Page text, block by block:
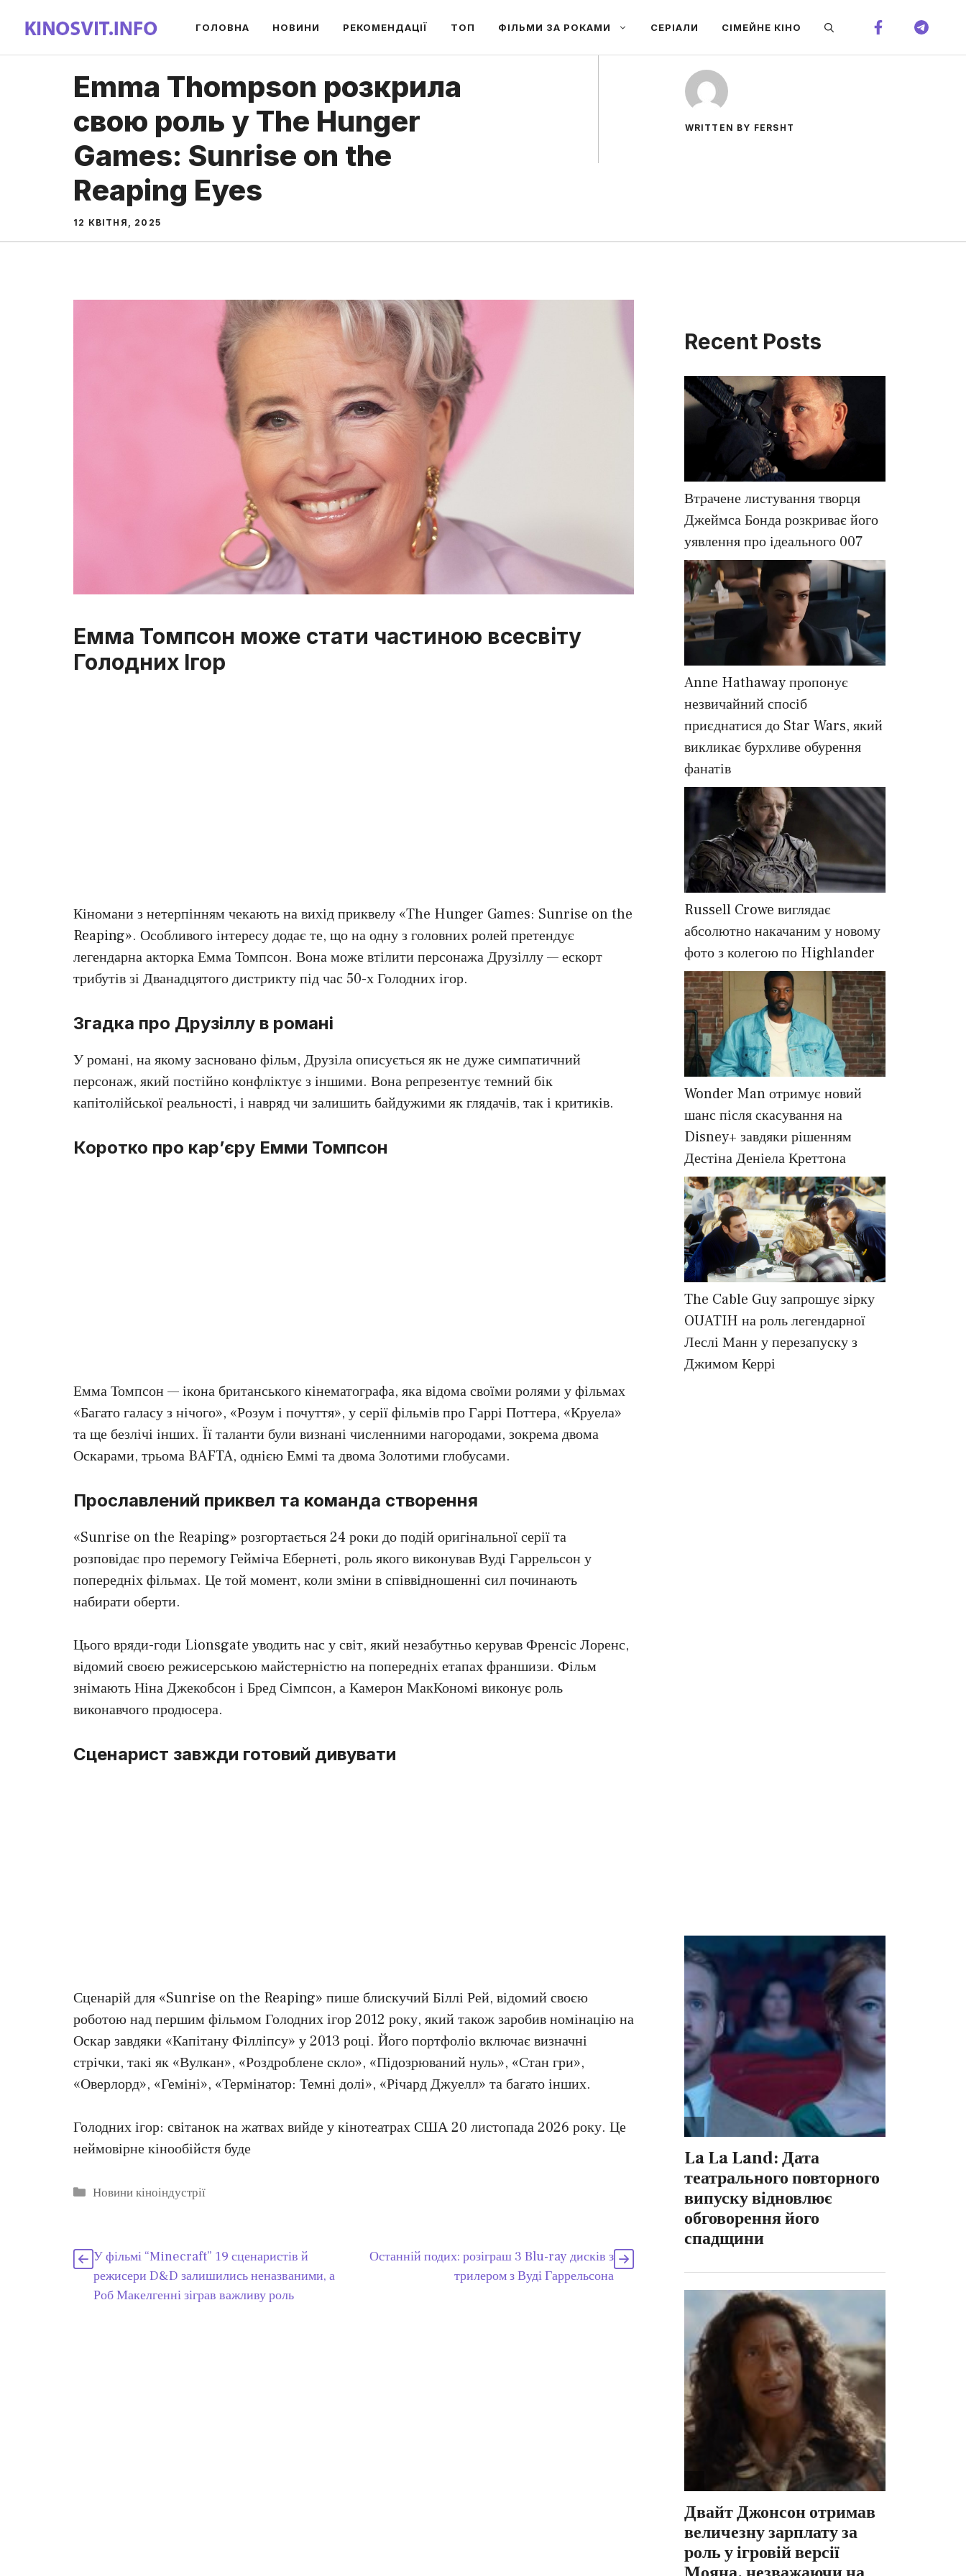
вмісту
ГОЛОВНА НОВИНИ РЕКОМЕНДАЦІЇ ТОП ФІЛЬМИ ЗА РОКАМИ СЕРІАЛИ СІМЕЙНЕ КІНО
Emma Thompson розкрила
свою роль у The Hunger
Games: Sunrise on the
Reaping Eyes
12 КВІТНЯ, 2025
WRITTEN BY FERSHT
Емма Томпсон може стати частиною всесвіту
Голодних Ігор
Кіномани з нетерпінням чекають на вихід приквелу «The Hunger Games: Sunrise on the
Reaping». Особливого інтересу додає те, що на одну з головних ролей претендує
легендарна акторка Емма Томпсон. Вона може втілити персонажа Друзіллу — ескорт
трибутів зі Дванадцятого дистрикту під час 50-х Голодних ігор.
Згадка про Друзіллу в романі
У романі, на якому засновано фільм, Друзіла описується як не дуже симпатичний
персонаж, який постійно конфліктує з іншими. Вона репрезентує темний бік
капітолійської реальності, і навряд чи залишить байдужими як глядачів, так і критиків.
Коротко про кар’єру Емми Томпсон
Емма Томпсон — ікона британського кінематографа, яка відома своїми ролями у фільмах
«Багато галасу з нічого», «Розум і почуття», у серії фільмів про Гаррі Поттера, «Круела»
та ще безлічі інших. Її таланти були визнані численними нагородами, зокрема двома
Оскарами, трьома BAFTA, однією Еммі та двома Золотими глобусами.
Прославлений приквел та команда створення
«Sunrise on the Reaping» розгортається 24 роки до подій оригінальної серії та
розповідає про перемогу Гейміча Ебернеті, роль якого виконував Вуді Гаррельсон у
попередніх фільмах. Це той момент, коли зміни в співвідношенні сил починають
набирати оберти.
Цього вряди-годи Lionsgate уводить нас у світ, який незабутньо керував Френсіс Лоренс,
відомий своєю режисерською майстерністю на попередніх етапах франшизи. Фільм
знімають Ніна Джекобсон і Бред Сімпсон, а Камерон МакКономі виконує роль
виконавчого продюсера.
Сценарист завжди готовий дивувати
Сценарій для «Sunrise on the Reaping» пише блискучий Біллі Рей, відомий своєю
роботою над першим фільмом Голодних ігор 2012 року, який також заробив номінацію на
Оскар завдяки «Капітану Філліпсу» у 2013 році. Його портфоліо включає визначні
стрічки, такі як «Вулкан», «Роздроблене скло», «Підозрюваний нуль», «Стан гри»,
«Оверлорд», «Геміні», «Термінатор: Темні долі», «Річард Джуелл» та багато інших.
Голодних ігор: світанок на жатвах вийде у кінотеатрах США 20 листопада 2026 року. Це
неймовірне кінообійстя буде
Категорії
Новини кіноіндустрії
У фільмі “Minecraft” 19 сценаристів й
режисери D&D залишились неназваними, а
Роб Макелгенні зіграв важливу роль
Останній подих: розіграш 3 Blu-ray дисків з
трилером з Вуді Гаррельсона
Recent Posts
Втрачене листування творця
Джеймса Бонда розкриває його
уявлення про ідеального 007
Anne Hathaway пропонує
незвичайний спосіб
приєднатися до Star Wars, який
викликає бурхливе обурення
фанатів
Russell Crowe виглядає
абсолютно накачаним у новому
фото з колегою по Highlander
Wonder Man отримує новий
шанс після скасування на
Disney+ завдяки рішенням
Дестіна Деніела Креттона
The Cable Guy запрошує зірку
OUATIH на роль легендарної
Леслі Манн у перезапуску з
Джимом Керрі